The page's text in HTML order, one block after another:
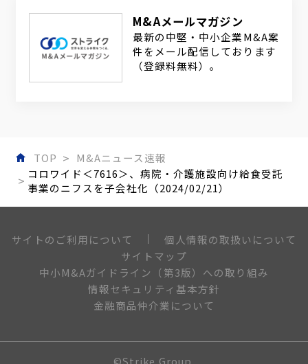
M&Aメールマガジン
最新の中堅・中小企業M&A案
件をメール配信しております
（登録料無料）。
TOP
M&Aニュース速報
コロワイド＜7616＞、病院・介護施設向け給食受託
事業のニフスを子会社化（2024/02/21）
サイトのご利用について
個人情報の取扱いについて
サイトマップ
中小M&Aガイドライン（第3版）への取り組み
情報セキュリティ基本方針
金融商品仲介業について